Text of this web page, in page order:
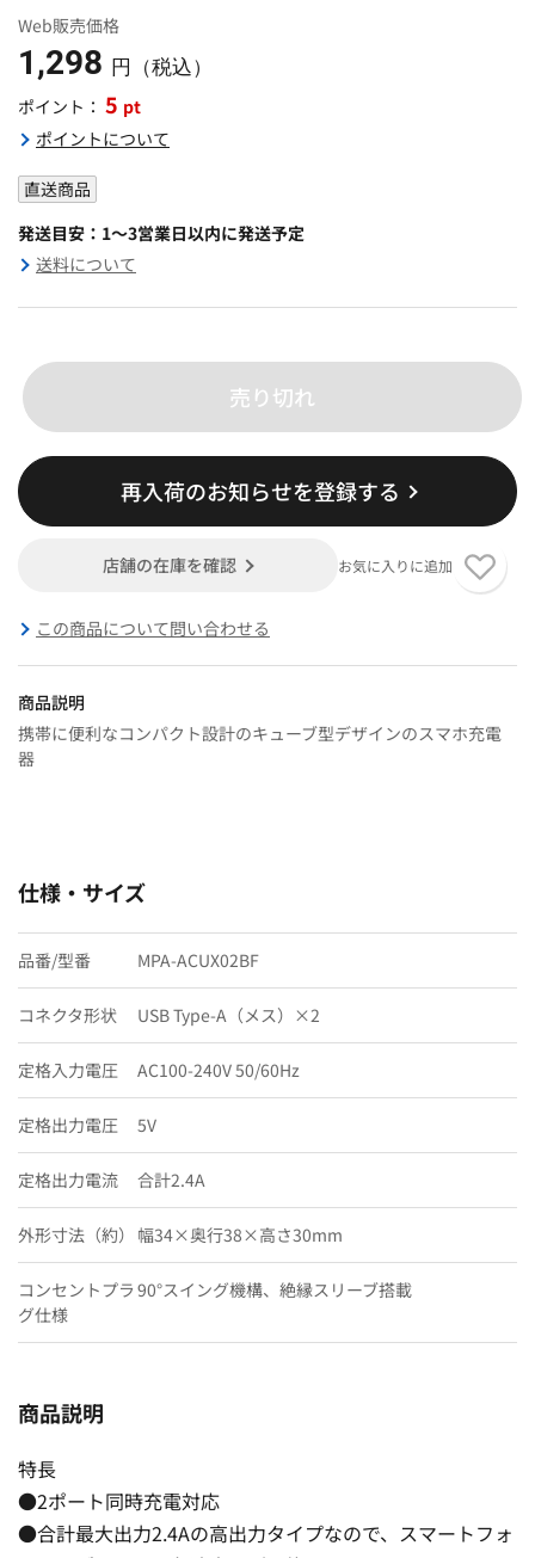
Web販売価格
1,298 円（税込）
ポイント： 5 pt
ポイントについて
直送商品
発送目安：1～3営業日以内に発送予定
送料について
売り切れ
再入荷のお知らせを登録する
店舗の在庫を確認 お気に入りに追加
この商品について問い合わせる
商品説明
携帯に便利なコンパクト設計のキューブ型デザインのスマホ充電
器
仕様・サイズ
品番/型番 MPA-ACUX02BF
コネクタ形状 USB Type-A（メス）×2
定格入力電圧 AC100-240V 50/60Hz
定格出力電圧 5V
定格出力電流 合計2.4A
外形寸法（約） 幅34×奥行38×高さ30mm
コンセントプラ
グ仕様
90°スイング機構、絶縁スリーブ搭載
商品説明
特長
●2ポート同時充電対応
●合計最大出力2.4Aの高出力タイプなので、スマートフォ